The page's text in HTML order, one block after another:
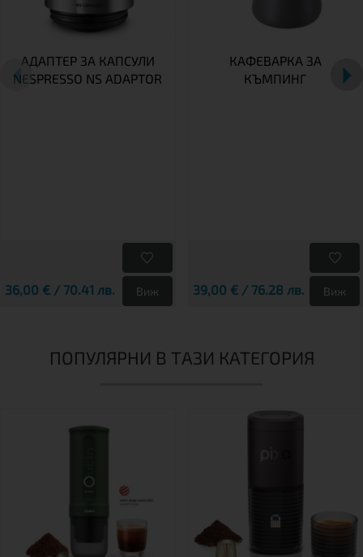
АДАПТЕР ЗА КАПСУЛИ
NESPRESSO NS ADAPTOR
36,00 € / 70.41 лв. Виж
КАФЕВАРКА ЗА
КЪМПИНГ
39,00 € / 76.28 лв. Виж
ПОПУЛЯРНИ В ТАЗИ КАТЕГОРИЯ